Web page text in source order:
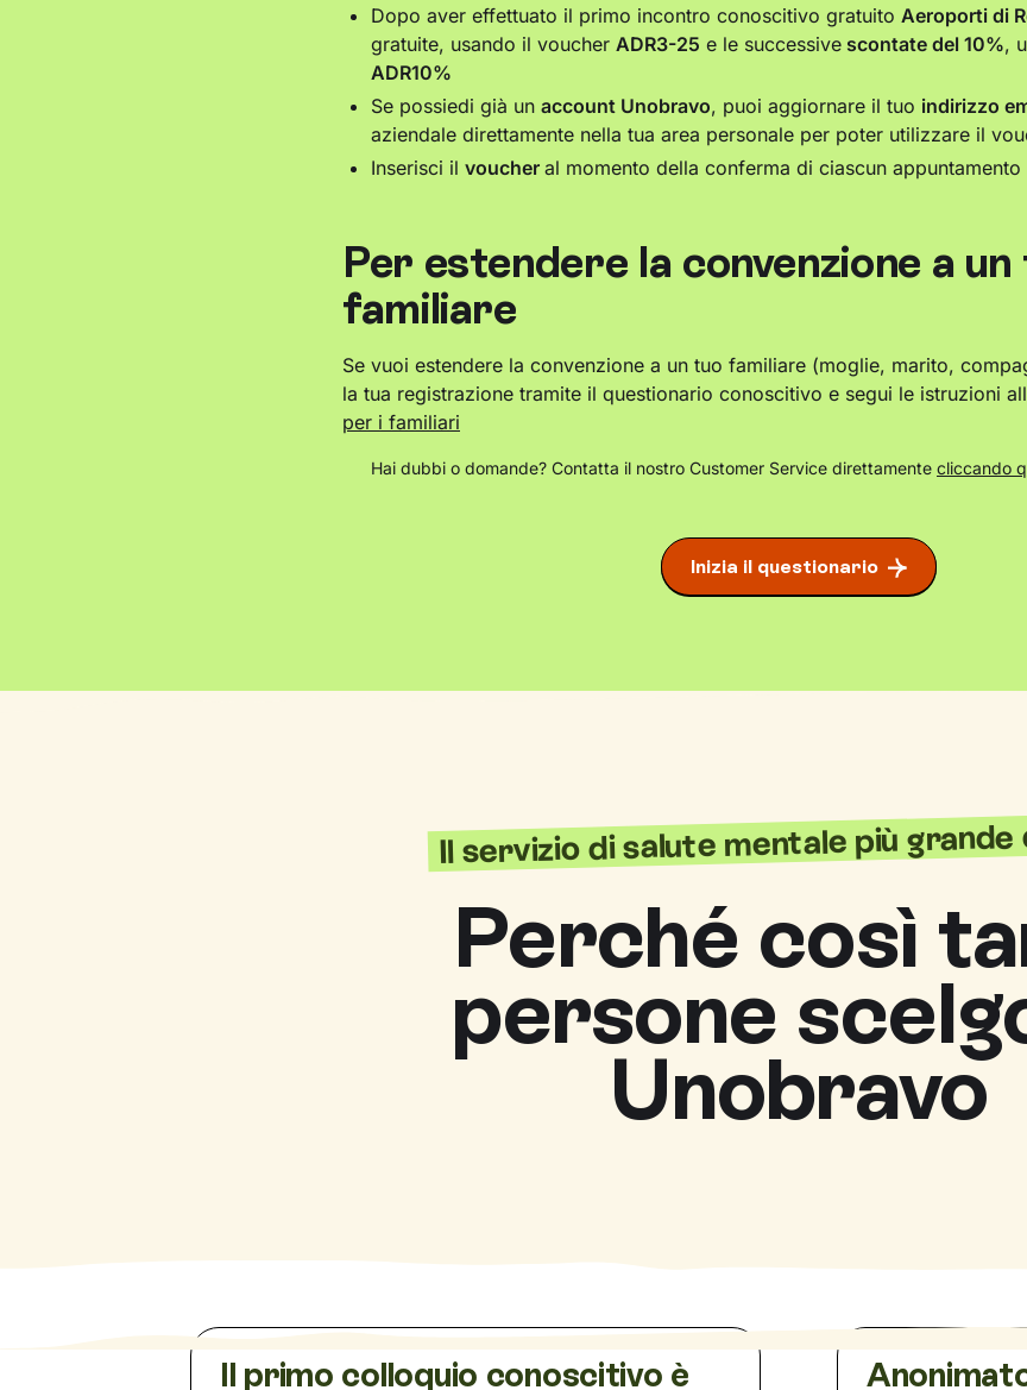
Dopo aver effettuato il primo incontro conoscitivo gratuito Aeroporti di
gratuite, usando il voucher ADR3-25 e le successive scontate del 10%,
ADR10%
Se possiedi già un account Unobravo, puoi aggiornare il tuo indirizzo
aziendale direttamente nella tua area personale per poter utilizzare il
Inserisci il voucher al momento della conferma di ciascun appuntamento
Per estendere la convenzione a un
familiare
Se vuoi estendere la convenzione a un tuo familiare (moglie, marito,
la tua registrazione tramite il questionario conoscitivo e segui le istruzioni
per i familiari
Hai dubbi o domande? Contatta il nostro Customer Service direttamente cliccando
Inizia il questionario
Il servizio di salute mentale più
Perché così
persone
Unobravo
Il primo colloquio conoscitivo è